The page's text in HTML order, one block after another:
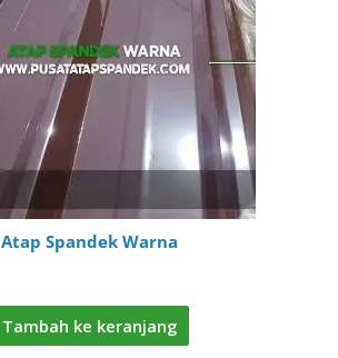
Atap Spandek Warna
Tambah ke keranjang